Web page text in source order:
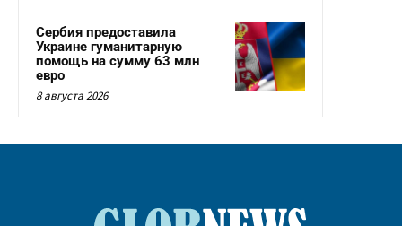
Сербия предоставила
Украине гуманитарную
помощь на сумму 63 млн
евро
8 августа 2026